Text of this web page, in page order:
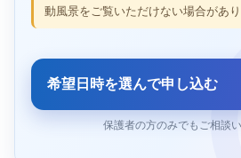
動風景をご覧いただけない場合があり
希望日時を選んで申し込む
保護者の方のみでもご相談